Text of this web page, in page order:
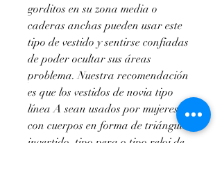
gorditos en su zona media o
caderas anchas pueden usar este
tipo de vestido y sentirse confiadas
de poder ocultar sus áreas
problema. Nuestra recomendación
es que los vestidos de novia tipo
línea A sean usados por mujeres
con cuerpos en forma de triángulo
invertido, tipo pera o tipo reloj de